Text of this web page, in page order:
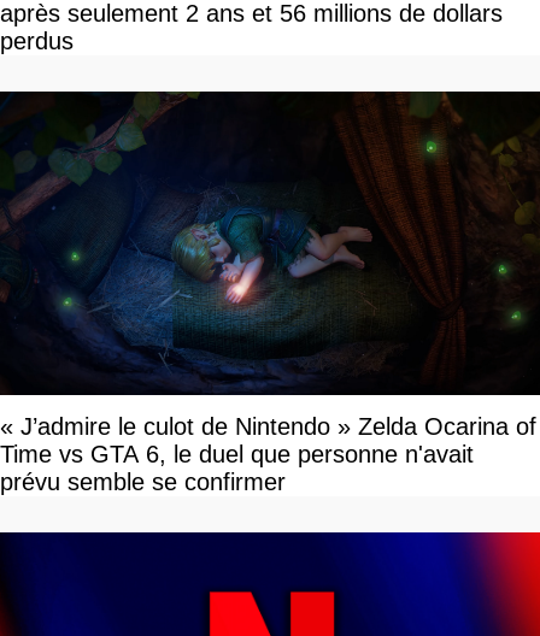
après seulement 2 ans et 56 millions de dollars
perdus
« J’admire le culot de Nintendo » Zelda Ocarina of
Time vs GTA 6, le duel que personne n'avait
prévu semble se confirmer